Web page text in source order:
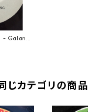
- Galang
じカテゴリの商品